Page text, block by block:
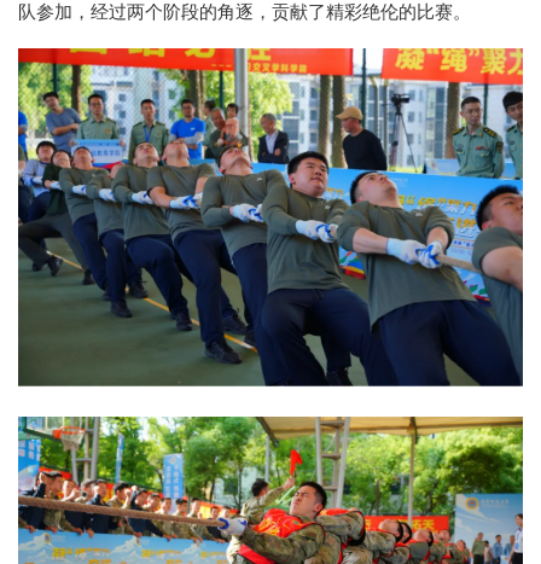
队参加，经过两个阶段的角逐，贡献了精彩绝伦的比赛。